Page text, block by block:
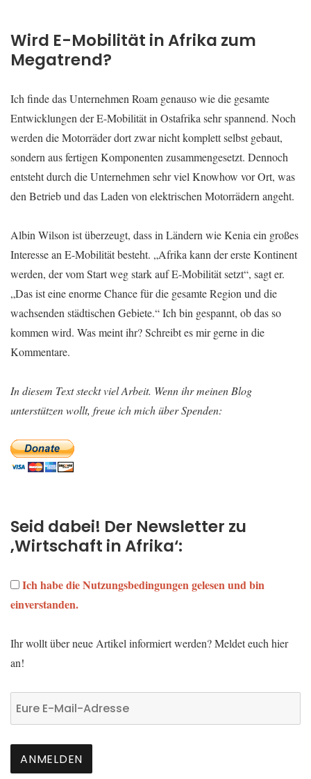
Wird E-Mobilität in Afrika zum
Megatrend?
Ich finde das Unternehmen Roam genauso wie die gesamte
Entwicklungen der E-Mobilität in Ostafrika sehr spannend. Noch
werden die Motorräder dort zwar nicht komplett selbst gebaut,
sondern aus fertigen Komponenten zusammengesetzt. Dennoch
entsteht durch die Unternehmen sehr viel Knowhow vor Ort, was
den Betrieb und das Laden von elektrischen Motorrädern angeht.
Albin Wilson ist überzeugt, dass in Ländern wie Kenia ein großes
Interesse an E-Mobilität besteht. „Afrika kann der erste Kontinent
werden, der vom Start weg stark auf E-Mobilität setzt“, sagt er.
„Das ist eine enorme Chance für die gesamte Region und die
wachsenden städtischen Gebiete.“ Ich bin gespannt, ob das so
kommen wird. Was meint ihr? Schreibt es mir gerne in die
Kommentare.
In diesem Text steckt viel Arbeit. Wenn ihr meinen Blog
unterstützen wollt, freue ich mich über Spenden:
Seid dabei! Der Newsletter zu
‚Wirtschaft in Afrika‘:
Ich habe die Nutzungsbedingungen gelesen und bin
einverstanden.
Ihr wollt über neue Artikel informiert werden? Meldet euch hier
an!